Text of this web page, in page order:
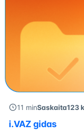
11 minSaskaita123
i.VAZ gidas